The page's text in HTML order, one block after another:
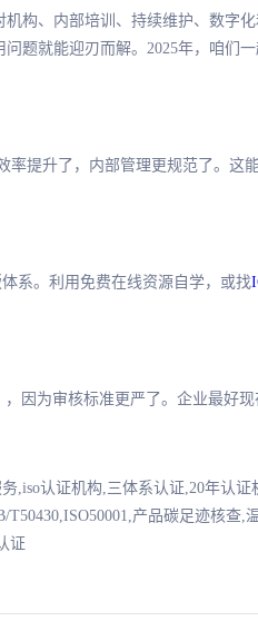
构、内部培训、持续维护、数字
题就能迎刃而解。2025年，咱们一
提升了，内部管理更规范了。这
系。利用免费在线资源自学，或找
因为审核标准更严了。企业最好
认证机构,三体系认证,20年认证
T50430,ISO50001,产品碳足迹核
证